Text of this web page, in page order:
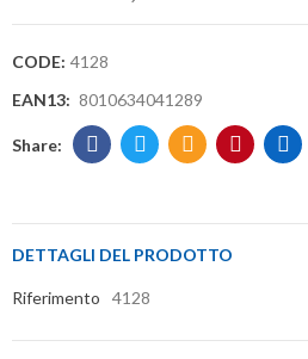
CODE: 4128
EAN13: 8010634041289
DETTAGLI DEL PRODOTTO
Riferimento 4128